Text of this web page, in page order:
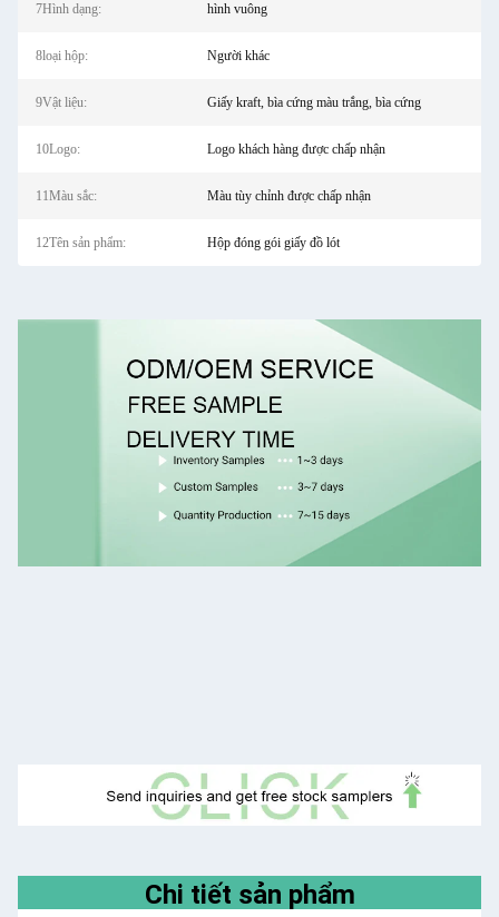
7Hình dạng: hình vuông
8loại hộp: Người khác
9Vật liệu: Giấy kraft, bìa cứng màu trắng, bìa cứng
10Logo: Logo khách hàng được chấp nhận
11Màu sắc: Màu tùy chỉnh được chấp nhận
12Tên sản phẩm: Hộp đóng gói giấy đồ lót
Chi tiết sản phẩm